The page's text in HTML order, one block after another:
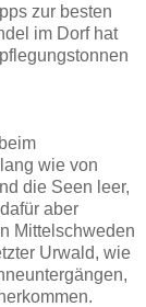
zur besten
im Dorf hat
wie von
die Seen leer,
aber
Mittelschweden
Urwald, wie